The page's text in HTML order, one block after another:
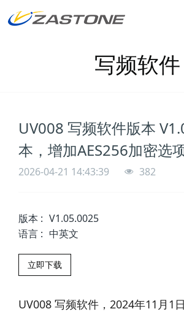
写频软件
UV008 写频软件版本
本，增加AES256加密选
2026-04-21 14:43:39 382
版本 : V1.05.0025
语言 : 中英文
立即下载
UV008 写频软件，2024年11月1